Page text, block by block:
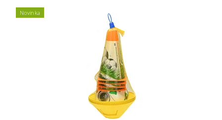
Novinka